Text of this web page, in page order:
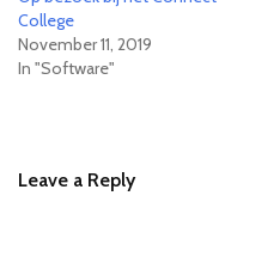
College
November 11, 2019
In "Software"
Leave a Reply